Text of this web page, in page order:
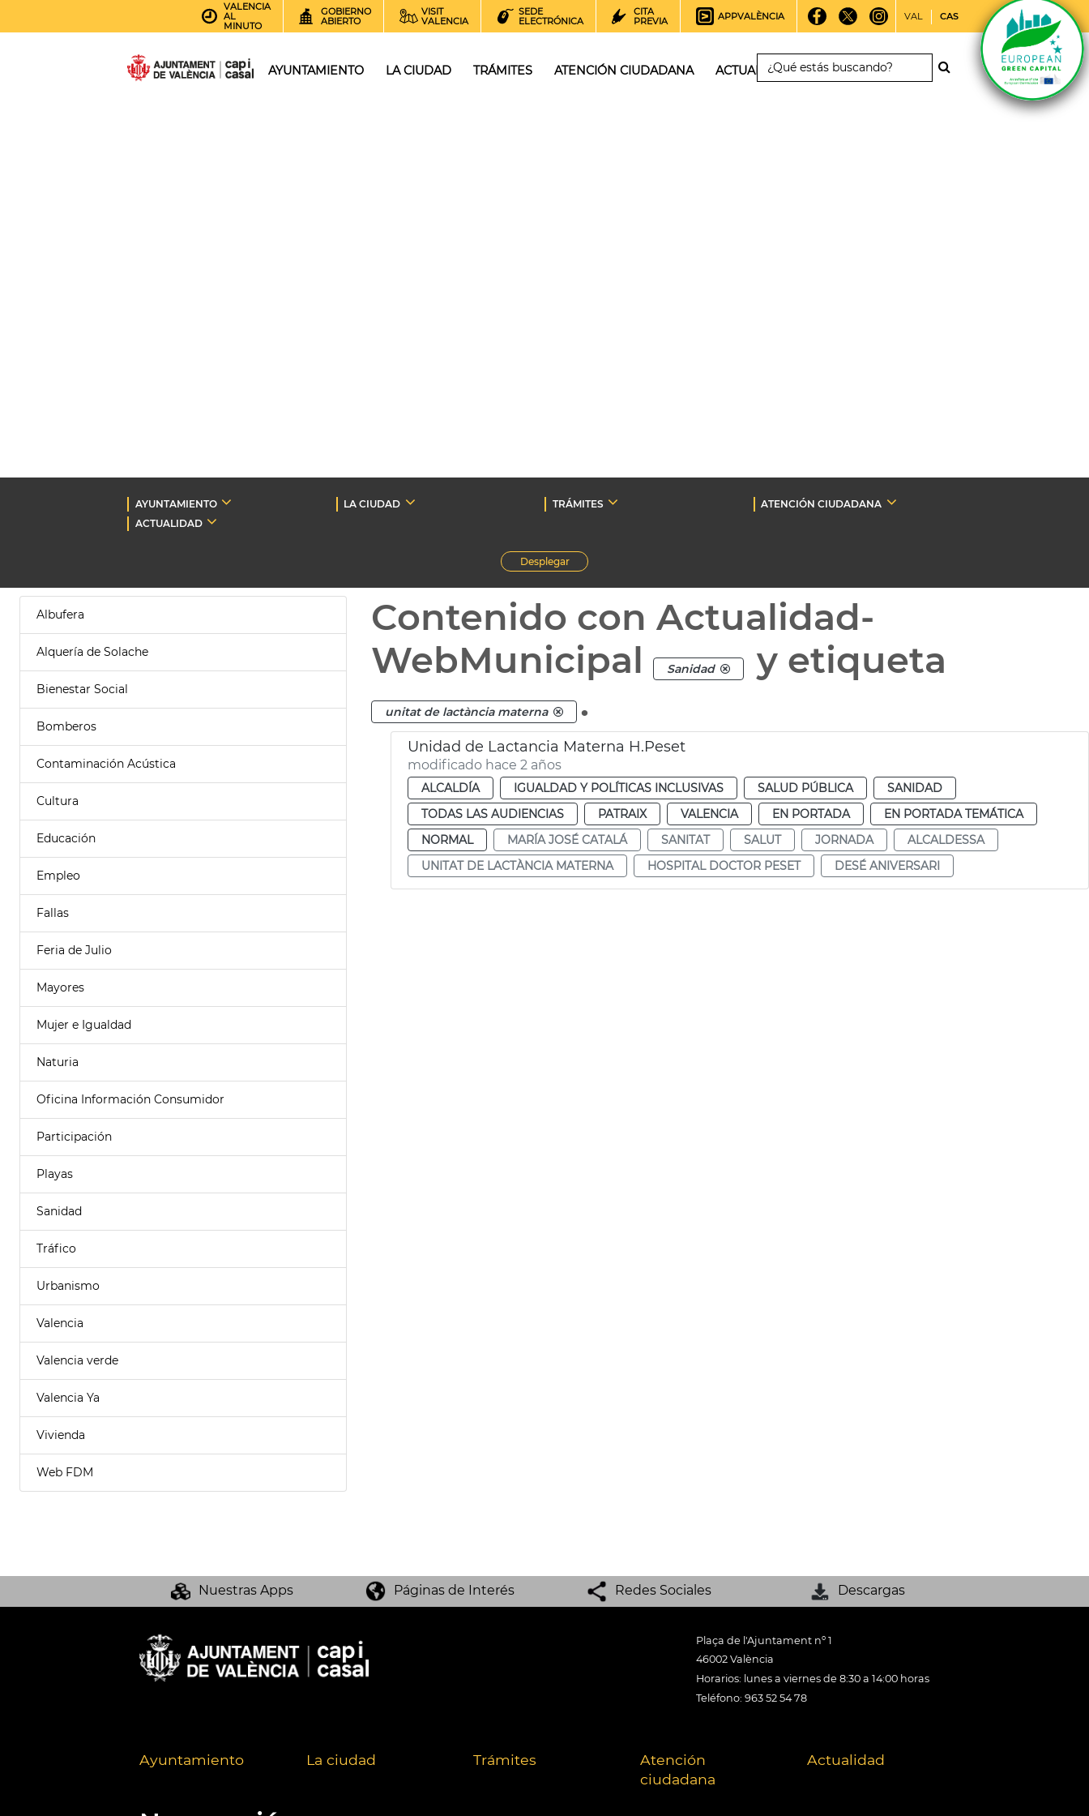
VALENCIA
AL
MINUTO
GOBIERNO
ABIERTO
VISIT
VALENCIA
SEDE
ELECTRÓNICA
CITA
PREVIA
APPVALÈNCIA VAL CAS
AYUNTAMIENTO LA CIUDAD TRÁMITES ATENCIÓN CIUDADANA ACTUALIDAD
AYUNTAMIENTO LA CIUDAD TRÁMITES
ATENCIÓN CIUDADANA
ACTUALIDAD
Desplegar
Albufera
Alquería de Solache
Bienestar Social
Bomberos
Contaminación Acústica
Cultura
Educación
Empleo
Fallas
Feria de Julio
Mayores
Mujer e Igualdad
Naturia
Oficina Información Consumidor
Participación
Playas
Sanidad
Tráfico
Urbanismo
Valencia
Valencia verde
Valencia Ya
Vivienda
Web FDM
Contenido con Actualidad-
WebMunicipal
Sanidad y etiqueta
unitat de lactància materna .
Unidad de Lactancia Materna H.Peset
modificado hace 2 años
ALCALDÍA IGUALDAD Y POLÍTICAS INCLUSIVAS SALUD PÚBLICA
SANIDAD
TODAS LAS AUDIENCIAS
PATRAIX VALENCIA EN PORTADA
EN PORTADA TEMÁTICA
NORMAL
MARÍA JOSÉ CATALÁ SANITAT SALUT JORNADA
ALCALDESSA
UNITAT DE LACTÀNCIA MATERNA
HOSPITAL DOCTOR PESET DESÉ ANIVERSARI
Nuestras Apps Páginas de Interés Redes Sociales Descargas
Plaça de l'Ajuntament nº 1
46002 València
Horarios: lunes a viernes de 8:30 a 14:00 horas
Teléfono: 963 52 54 78
Ayuntamiento La ciudad Trámites
Atención
ciudadana
Actualidad